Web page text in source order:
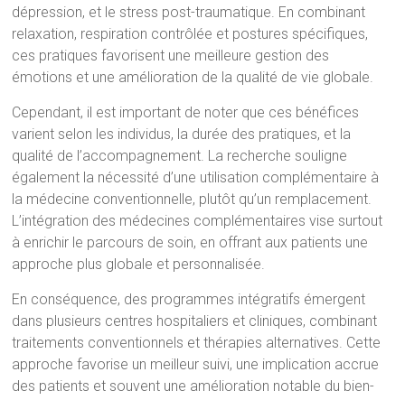
dépression, et le stress post-traumatique. En combinant
relaxation, respiration contrôlée et postures spécifiques,
ces pratiques favorisent une meilleure gestion des
émotions et une amélioration de la qualité de vie globale.
Cependant, il est important de noter que ces bénéfices
varient selon les individus, la durée des pratiques, et la
qualité de l’accompagnement. La recherche souligne
également la nécessité d’une utilisation complémentaire à
la médecine conventionnelle, plutôt qu’un remplacement.
L’intégration des médecines complémentaires vise surtout
à enrichir le parcours de soin, en offrant aux patients une
approche plus globale et personnalisée.
En conséquence, des programmes intégratifs émergent
dans plusieurs centres hospitaliers et cliniques, combinant
traitements conventionnels et thérapies alternatives. Cette
approche favorise un meilleur suivi, une implication accrue
des patients et souvent une amélioration notable du bien-